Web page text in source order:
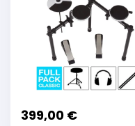
399,00 €